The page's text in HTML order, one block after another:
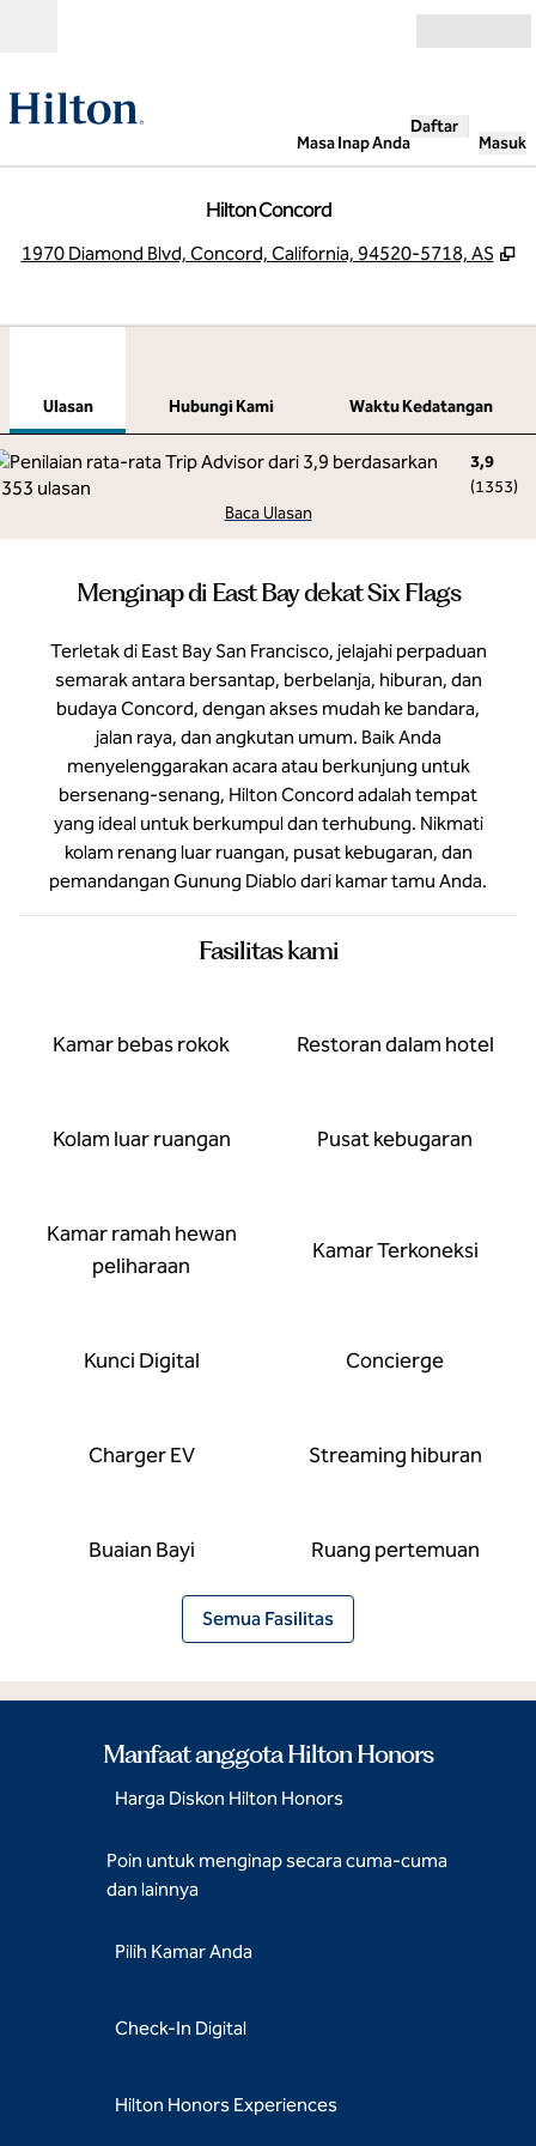
Masa Inap Anda
Daftar
Masuk
Hilton Concord
1970 Diamond Blvd, Concord, California, 94520-5718, AS ,
Ulasan Hubungi Kami
Waktu Kedatangan
3,9
(1353)
Baca Ulasan
Menginap di East Bay dekat Six Flags
Terletak di East Bay San Francisco, jelajahi perpaduan
semarak antara bersantap, berbelanja, hiburan, dan
budaya Concord, dengan akses mudah ke bandara,
jalan raya, dan angkutan umum. Baik Anda
menyelenggarakan acara atau berkunjung untuk
bersenang-senang, Hilton Concord adalah tempat
yang ideal untuk berkumpul dan terhubung. Nikmati
kolam renang luar ruangan, pusat kebugaran, dan
pemandangan Gunung Diablo dari kamar tamu Anda.
Fasilitas kami
Kamar bebas rokok Restoran dalam hotel
Kolam luar ruangan Pusat kebugaran
Kamar ramah hewan
peliharaan
Kamar Terkoneksi
Kunci Digital Concierge
Charger EV Streaming hiburan
Buaian Bayi Ruang pertemuan
Semua Fasilitas
Manfaat anggota Hilton Honors
Harga Diskon Hilton Honors
Poin untuk menginap secara cuma-cuma
dan lainnya
Pilih Kamar Anda
Check-In Digital
Hilton Honors Experiences